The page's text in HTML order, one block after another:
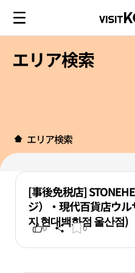
エリア検索
エリア検索
[事後免税店]
ジ）・現代百貨店ウ
지 현대백화점 울산점)
0 0